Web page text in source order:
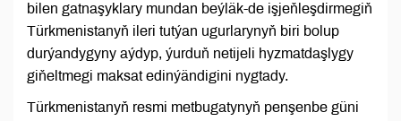
bilen gatnaşyklary mundan beýläk-de işjeňleşdirmegiň
Türkmenistanyň ileri tutýan ugurlarynyň biri bolup
durýandygyny aýdyp, ýurduň netijeli hyzmatdaşlygy
giňeltmegi maksat edinýändigini nygtady.
Türkmenistanyň resmi metbugatynyň penşenbe güni